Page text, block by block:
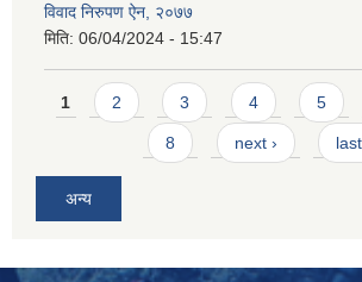
विवाद निरुपण ऐन, २०७७
मिति: 06/04/2024 - 15:47
Pages
1 2 3 4 5
8 next ›
अन्य